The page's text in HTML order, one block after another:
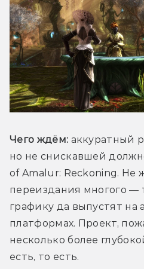
Чего ждём: аккуратный
но не снискавшей
of Amalur: Reckoning. Не
переиздания многого —
графику да выпустят на
платформах. Проект,
несколько более
есть, то есть.